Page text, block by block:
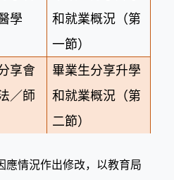
學
和就業概況（第
一節）
享會
／師
畢業生分享升學
和就業概況（第
二節）
應情況作出修改，以教育局